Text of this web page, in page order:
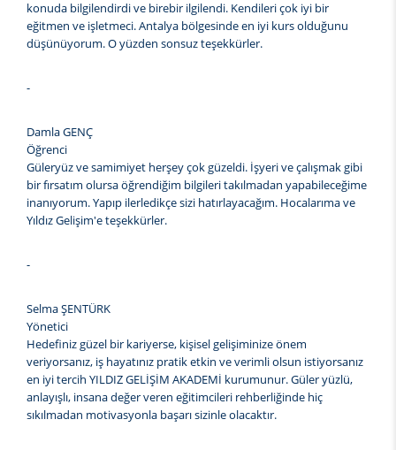
konuda bilgilendirdi ve birebir ilgilendi. Kendileri çok iyi bir
eğitmen ve işletmeci. Antalya bölgesinde en iyi kurs olduğunu
düşünüyorum. O yüzden sonsuz teşekkürler.
-
Damla GENÇ
Öğrenci
Güleryüz ve samimiyet herşey çok güzeldi. İşyeri ve çalışmak gibi
bir fırsatım olursa öğrendiğim bilgileri takılmadan yapabileceğime
inanıyorum. Yapıp ilerledikçe sizi hatırlayacağım. Hocalarıma ve
Yıldız Gelişim'e teşekkürler.
-
Selma ŞENTÜRK
Yönetici
Hedefiniz güzel bir kariyerse, kişisel gelişiminize önem
veriyorsanız, iş hayatınız pratik etkin ve verimli olsun istiyorsanız
en iyi tercih YILDIZ GELİŞİM AKADEMİ kurumunur. Güler yüzlü,
anlayışlı, insana değer veren eğitimcileri rehberliğinde hiç
sıkılmadan motivasyonla başarı sizinle olacaktır.